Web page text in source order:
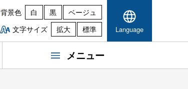
背景色 白 黒
ベージュ
文字サイズ
拡大 標準 Language
メニュー